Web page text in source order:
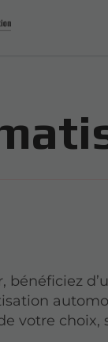
bénéficiez
votre